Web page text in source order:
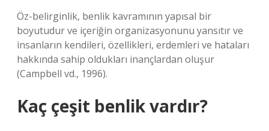
Öz-belirginlik, benlik kavramının yapısal bir
boyutudur ve içeriğin organizasyonunu yansıtır ve
insanların kendileri, özellikleri, erdemleri ve hataları
hakkında sahip oldukları inançlardan oluşur
(Campbell vd., 1996).
Kaç çeşit benlik vardır?